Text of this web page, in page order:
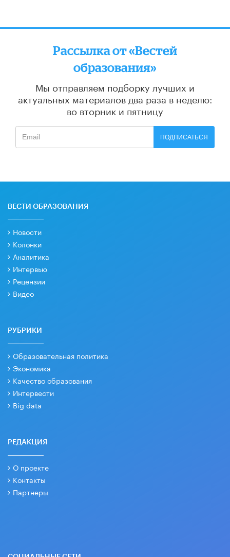
Рассылка от «Вестей
образования»
Мы отправляем подборку лучших и
актуальных материалов два раза в неделю:
во вторник и пятницу
ПОДПИСАТЬСЯ
ВЕСТИ ОБРАЗОВАНИЯ
Новости
Колонки
Аналитика
Интервью
Рецензии
Видео
РУБРИКИ
Образовательная политика
Экономика
Качество образования
Интервести
Big data
РЕДАКЦИЯ
О проекте
Контакты
Партнеры